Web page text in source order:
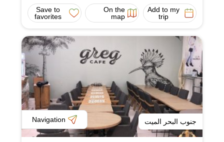
Add to my
trip
On the
map
Save to
favorites
جنوب البحر الميت Navigation